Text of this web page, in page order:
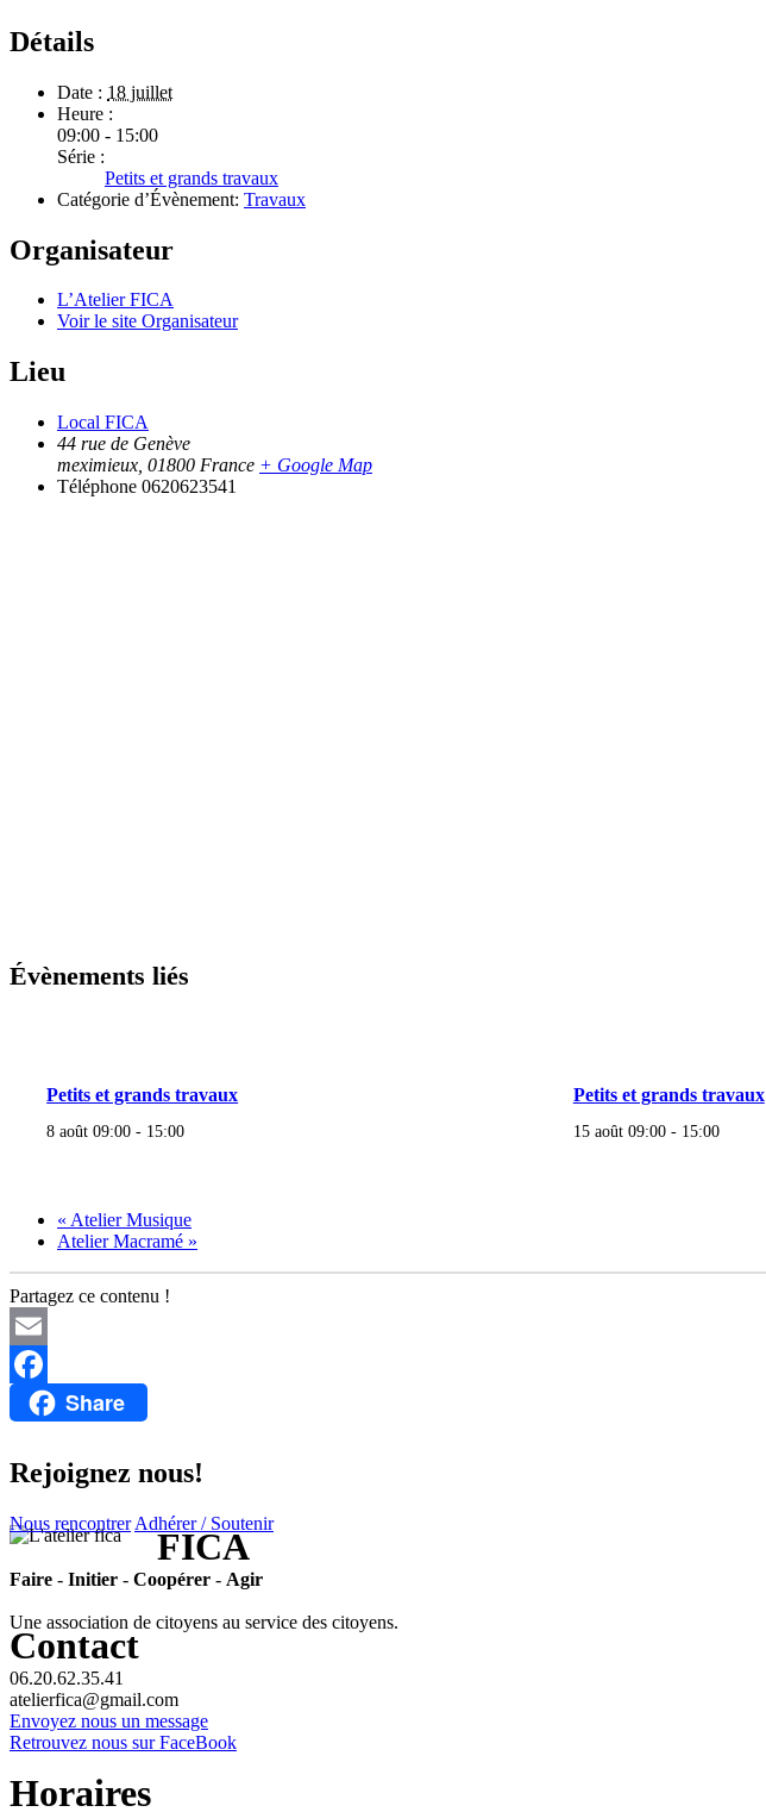
Détails
Date : 18 juillet
Heure :
09:00 - 15:00
Série :
Petits et grands travaux
Catégorie d’Évènement: Travaux
Organisateur
L’Atelier FICA
Voir le site Organisateur
Lieu
Local FICA
44 rue de Genève
meximieux 01800 France + Google Map
Téléphone 0620623541
Évènements liés
Petits et grands travaux
8 août 09:00 - 15:00
Petits et grands travaux
15 août 09:00- 15:00
« Atelier Musique
Atelier Macramé »
Partagez ce contenu !
Email
FacebookShare
Rejoignez nous!
Nous rencontrer Adhérer / Soutenir
FICA
Faire - Initier - Coopérer - Agir
Une association de citoyens au service des citoyens.
Contact
06.20.62.35.41
atelierfica@gmail.com
Envoyez nous un message
Retrouvez nous sur FaceBook
Horaires